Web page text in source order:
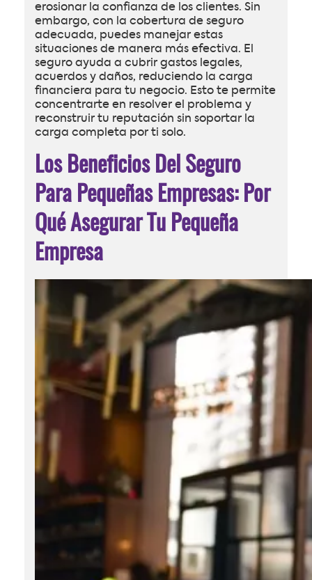
erosionar la confianza de los clientes. Sin
embargo, con la cobertura de seguro
adecuada, puedes manejar estas
situaciones de manera más efectiva. El
seguro ayuda a cubrir gastos legales,
acuerdos y daños, reduciendo la carga
financiera para tu negocio. Esto te permite
concentrarte en resolver el problema y
reconstruir tu reputación sin soportar la
carga completa por ti solo.
Los Beneficios Del Seguro
Para Pequeñas Empresas: Por
Qué Asegurar Tu Pequeña
Empresa